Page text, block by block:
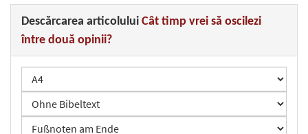
Descărcarea articolului Cât timp vrei să oscilezi
între două opinii?